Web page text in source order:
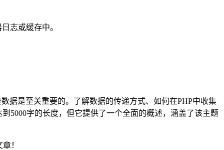
志或缓存中。
据是至关重要的。了解数据的传递方式、如何在PHP中收集
5000字的长度，但它提供了一个全面的概述，涵盖了该主题
！